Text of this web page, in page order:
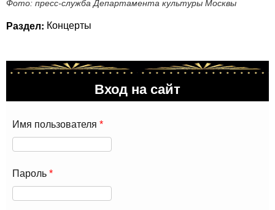
Фото: пресс-служба Департамента культуры Москвы
Раздел: Концерты
Вход на сайт
Имя пользователя *
Пароль *